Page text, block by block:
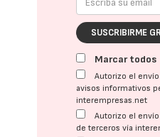
SUSCRIBIRME
Marcar todos
Autorizo el
avisos informativos
interempresas.net
Autorizo el
de terceros vía